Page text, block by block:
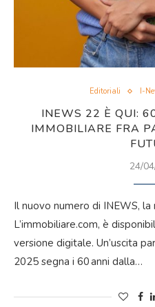
Editoriali I-
INEWS 22 È QUI:
IMMOBILIARE FRA
24/
Il nuovo numero di INEWS,
L’immobiliare.com, è
versione digitale. Un’uscita
2025 segna i 60 anni dalla…